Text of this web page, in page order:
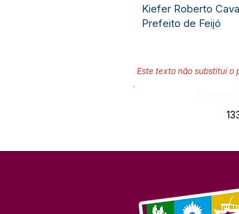
Kiefer Roberto
Prefeito de Feijó
Este texto não substitui